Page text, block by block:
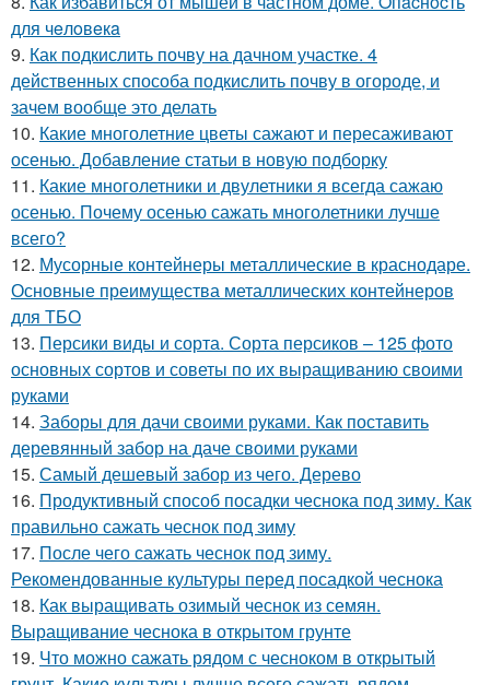
для чeлoвeкa
9. Как подкислить почву на дачном участке. 4
действенных способа подкислить почву в огороде, и
зачем вообще это делать
10. Какие многолетние цветы сажают и пересаживают
осенью. Добавление статьи в новую подборку
11. Какие многолетники и двулетники я всегда сажаю
осенью. Почему осенью сажать многолетники лучше
всего?
12. Мусорные контейнеры металлические в краснодаре.
Основные преимущества металлических контейнеров
для ТБО
13. Персики виды и сорта. Сорта персиков – 125 фото
основных сортов и советы по их выращиванию своими
руками
14. Заборы для дачи своими руками. Как поставить
деревянный забор на даче своими руками
15. Самый дешевый забор из чего. Дерево
16. Продуктивный способ посадки чеснока под зиму. Как
правильно сажать чеснок под зиму
17. После чего сажать чеснок под зиму.
Рекомендованные культуры перед посадкой чеснока
18. Как выращивать озимый чеснок из семян.
Выращивание чеснока в открытом грунте
19. Что можно сажать рядом с чесноком в открытый